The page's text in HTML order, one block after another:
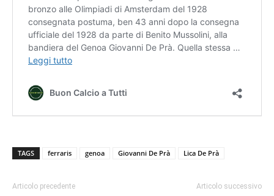
TAGS ferraris genoa Giovanni De Prà Lica De Prà
Articolo precedente Articolo successivo